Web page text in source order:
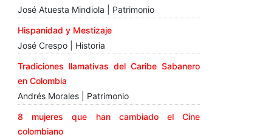
José Atuesta Mindiola | Patrimonio
Hispanidad y Mestizaje
José Crespo | Historia
Tradiciones llamativas del Caribe Sabanero
en Colombia
Andrés Morales | Patrimonio
8 mujeres que han cambiado el Cine
colombiano